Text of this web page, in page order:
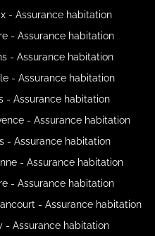
- Assurance habitation
- Assurance habitation
- Assurance habitation
- Assurance habitation
- Assurance habitation
- Assurance habitation
- Assurance habitation
- Assurance habitation
- Assurance habitation
- Assurance habitation
- Assurance habitation